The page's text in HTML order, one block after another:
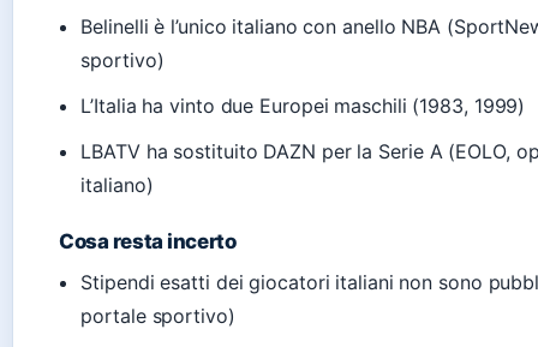
Belinelli è l’unico italiano con anello NBA
sportivo)
L’Italia ha vinto due Europei maschili (1983, 1999)
LBATV ha sostituito DAZN per la Serie A (EOLO,
italiano)
Cosa resta incerto
Stipendi esatti dei giocatori italiani non sono
portale sportivo)